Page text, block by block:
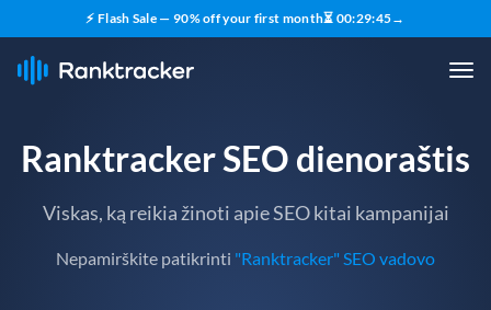
⚡ Flash Sale — 90% off your first month⏳ 00:29:43→
Ranktracker SEO dienoraštis
Viskas, ką reikia žinoti apie SEO kitai kampanijai
Nepamirškite patikrinti "Ranktracker" SEO vadovo